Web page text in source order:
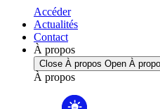
Accéder
Actualités
Contact
À propos
Close À propos Open À
À propos